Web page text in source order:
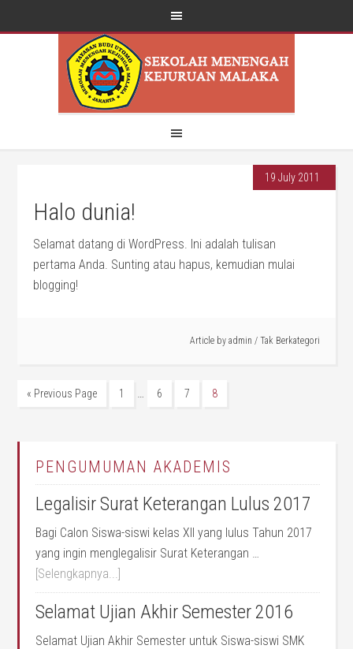
19 July 2011
Halo dunia!
Selamat datang di WordPress. Ini adalah tulisan
pertama Anda. Sunting atau hapus, kemudian mulai
blogging!
Article by admin / Tak Berkategori
« Previous Page 1 … 6 7 8
PENGUMUMAN AKADEMIS
Legalisir Surat Keterangan Lulus 2017
Bagi Calon Siswa-siswi kelas XII yang lulus Tahun 2017
yang ingin menglegalisir Surat Keterangan …
[Selengkapnya...]
Selamat Ujian Akhir Semester 2016
Selamat Ujian Akhir Semester untuk Siswa-siswi SMK